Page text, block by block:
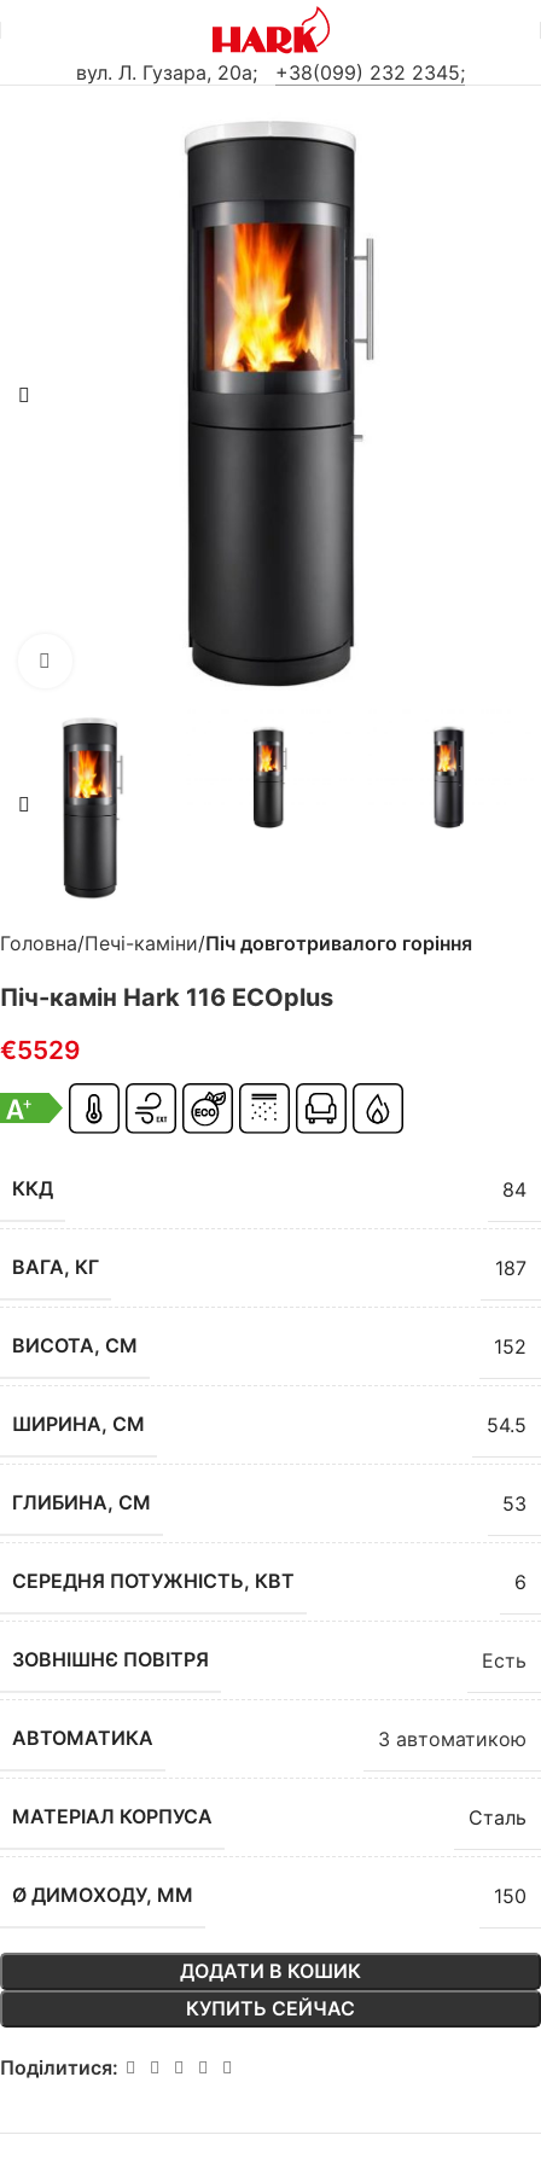
вул. Л. Гузара, 20а; +38(099) 232 2345;
Клацніть, щоб збільшити
Головна Печі-каміни Піч довготривалого горіння
Піч-камін Hark 116 ECOplus
€5529
ККД 84
ВАГА, КГ 187
ВИСОТА, СМ 152
ШИРИНА, СМ 54.5
ГЛИБИНА, СМ 53
СЕРЕДНЯ ПОТУЖНІСТЬ, КВТ 6
ЗОВНІШНЄ ПОВІТРЯ Есть
АВТОМАТИКА З автоматикою
МАТЕРІАЛ КОРПУСА Сталь
Ø ДИМОХОДУ, ММ 150
ДОДАТИ В КОШИК
КУПИТЬ СЕЙЧАС
Поділитися: